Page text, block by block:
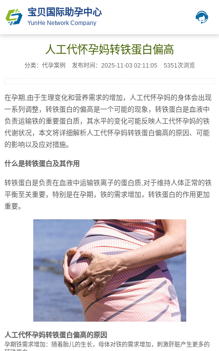
宝贝国际助孕中心
YunHe Network Company
人工代怀孕妈转铁蛋白偏高
分类：代孕案例 发布时间：2025-11-03 02:11:05 5351次浏览
在孕期,由于生理变化和营养需求的增加，人工代怀孕妈的身体会出现
一系列调整，转铁蛋白的偏高是一个可能的现象，转铁蛋白是血液中
负责运输铁的重要蛋白质，其水平的变化可能反映人工代怀孕妈的铁
代谢状况，本文将详细解析人工代怀孕妈转铁蛋白偏高的原因、可能
的影响以及应对措施。
什么是转铁蛋白及其作用
转铁蛋白是负责在血液中运输铁离子的蛋白质,对于维持人体正常的铁
平衡至关重要，特别是在孕期，铁的需求增加，转铁蛋白的作用更加
重要。
人工代怀孕妈转铁蛋白偏高的原因
孕期铁需求增加：随着胎儿的生长，母体对铁的需求增加，刺激肝脏产生更多的